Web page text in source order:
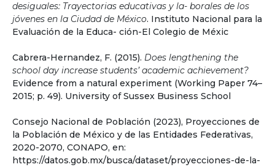
desiguales: Trayectorias educativas y la- borales de los
jóvenes en la Ciudad de México. Instituto Nacional para la
Evaluación de la Educa- ción-El Colegio de Méxic
Cabrera-Hernandez, F. (2015). Does lengthening the
school day increase students’ academic achievement?
Evidence from a natural experiment (Working Paper 74–
2015; p. 49). University of Sussex Business School
Consejo Nacional de Población (2023), Proyecciones de
la Población de México y de las Entidades Federativas,
2020-2070, CONAPO, en:
https://datos.gob.mx/busca/dataset/proyecciones-de-la-